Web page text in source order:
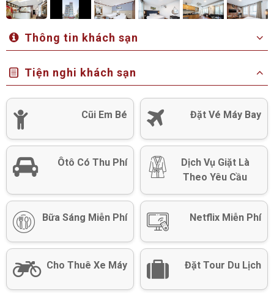
Thông tin khách sạn
Tiện nghi khách sạn
Cũi Em Bé Đặt Vé Máy Bay
Ôtô Có Thu Phí
Dịch Vụ Giặt Là
Theo Yêu Cầu
Bữa Sáng Miễn Phí Netflix Miễn Phí
Cho Thuê Xe Máy Đặt Tour Du Lịch